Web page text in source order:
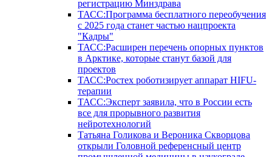
регистрацию Минздрава
ТАСС:Программа бесплатного переобучения
с 2025 года станет частью нацпроекта
"Кадры"
ТАСС:Расширен перечень опорных пунктов
в Арктике, которые станут базой для
проектов
ТАСС:Ростех роботизирует аппарат HIFU-
терапии
ТАСС:Эксперт заявила, что в России есть
все для прорывного развития
нейротехнологий
Татьяна Голикова и Вероника Скворцова
открыли Головной референсный центр